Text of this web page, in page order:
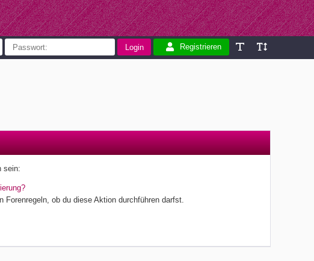
Registrieren
sein:
ob du diese Aktion durchführen darfst.